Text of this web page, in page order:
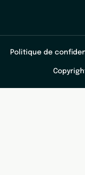
Politique de